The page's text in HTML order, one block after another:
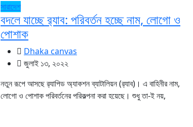
সারাদেশ
বদলে যাচ্ছে র‌্যাব: পরিবর্তন হচ্ছে নাম, লোগো ও
পোশাক
Dhaka canvas
জুলাই ১৩, ২০২২
নতুন রূপে আসছে র‌্যাপিড অ্যাকশন ব্যাটালিয়ন (র‌্যাব)। এ বাহিনীর নাম,
লোগো ও পোশাক পরিবর্তনের পরিকল্পনা করা হয়েছে। শুধু তা-ই নয়,